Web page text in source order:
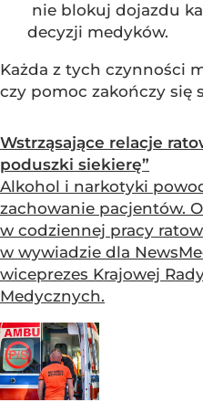
nie blokuj dojazdu
decyzji medyków.
Każda z tych czynności
czy pomoc zakończy się
Wstrząsające relacje
poduszki siekierę”
Alkohol i narkotyki
zachowanie pacjentów.
w codziennej pracy
w wywiadzie dla
wiceprezes Krajowej
Medycznych.